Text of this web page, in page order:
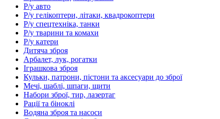
Р/у авто
Р/у гелікоптери, літаки, квадрокоптери
Р/у спецтехніка, танки
Р/у тварини та комахи
Р/у катери
Дитяча зброя
Арбалет, лук, рогатки
Іграшкова зброя
Кульки, патрони, пістони та аксесуари до зброї
Мечі, шаблі, шпаги, щити
Набори зброї, тир, лазертаг
Рації та біноклі
Водяна зброя та насоси